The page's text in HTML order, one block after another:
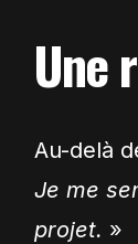
Une
Au-delà
Je me
projet. »